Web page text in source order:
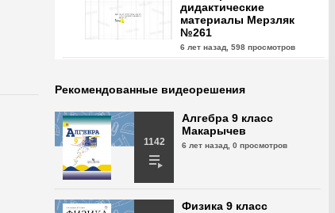
дидактические
материалы Мерзляк
№261
6 лет назад, 598 просмотров
дидактические
материалы Мерзляк
№262
6 лет назад,
Геометрия 9 класс
6 лет назад,513 просмотра
Рекомендованные видеорешения
1142
Алгебра 9 класс
Макарычев
6 лет назад, 0 просмотров
Физика 9 класс